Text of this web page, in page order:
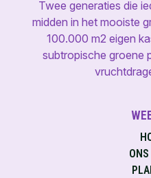
Twee generaties die
midden in het mooiste
100.000 m2 eigen
subtropische groene